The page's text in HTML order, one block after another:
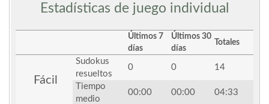
Estadísticas de juego individual
Últimos 7
días
Últimos 30
días
Totales
Fácil
Sudokus
resueltos
0 0 14
Tiempo
medio
00:00 00:00 04:33